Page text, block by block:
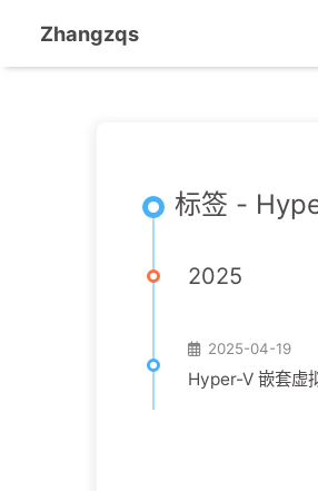
Zhangzqs
标签 -
2025
2025-04-19
Hyper-V 嵌套虚